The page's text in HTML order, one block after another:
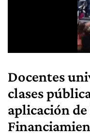
Docentes
clases
aplicación de